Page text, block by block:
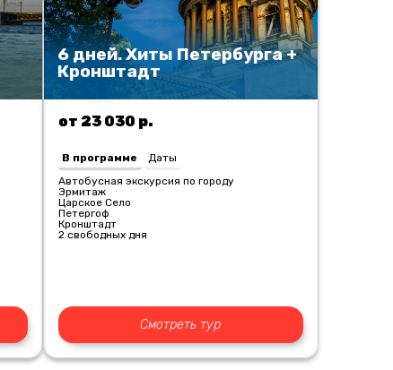
6 дней. Хиты Петербурга +
Кронштадт
от 23 030 р.
В программе
Даты
Автобусная экскурсия по городу
Эрмитаж
Царское Село
Петергоф
Кронштадт
2 свободных дня
Смотреть тур